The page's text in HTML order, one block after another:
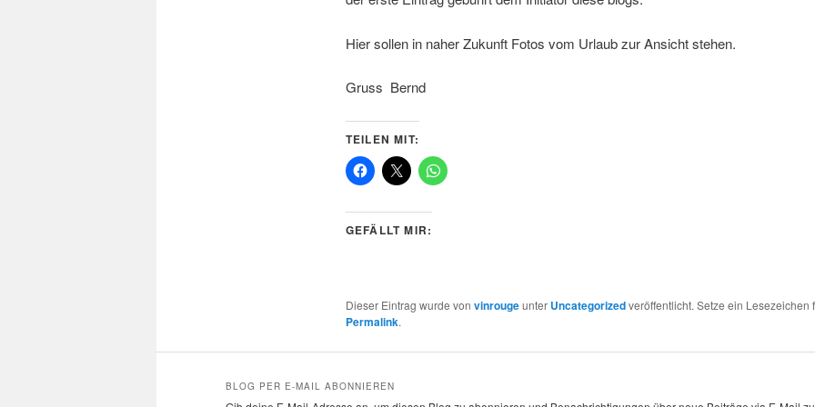
Hier sollen in naher Zukunft Fotos vom Urlaub zur Ansicht stehen.
Gruss Bernd
TEILEN MIT:
GEFÄLLT MIR:
Dieser Eintrag wurde von vinrougeunter Uncategorizedveröffentlicht. Setze ein Lesezeichen
Permalink.
BLOG PER E-MAIL ABONNIEREN